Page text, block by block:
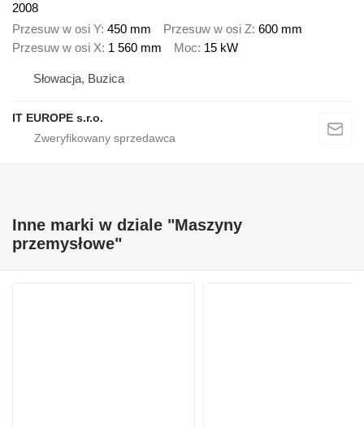
2008
Przesuw w osi Y 450 mm Przesuw w osi Z 600 mm
Przesuw w osi X 1 560 mm Moc 15 kW
Słowacja, Buzica
IT EUROPE s.r.o.
Inne marki w dziale "Maszyny
przemysłowe"